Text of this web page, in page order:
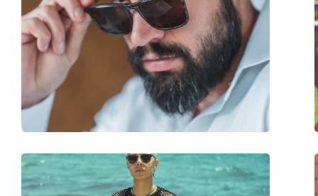
Ширина:
140 mm
Длина дужки:
137 mm
Ширина моста:
18 mm
Вес:
45 г
Регулируемые носоупоры:
Нет
Аксессуары
Футляр:
Нет
Салфетка для чистки:
Да